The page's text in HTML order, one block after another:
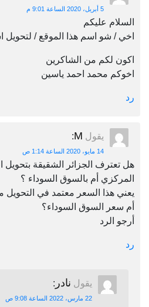
5 أبريل، 2020 الساعة 9:01 م
السلام عليكم
اخي / شو اسم هذا الموقع / لتحويل
اكون لكم من الشاكرين
اخوكم محمد احمد ياسين
رد
يقول M
:
14 مايو، 2020 الساعة 1:14 ص
هل تعترف الجزائر الشقيقة
المركزي أم بالسوق السوداء ؟
يعني هذا السعر معتمد في التحويل
أم سعر السوق السوداء؟
أرجو الرد
رد
يقول نادر :
22 مارس، 2022 الساعة 9:08 ص